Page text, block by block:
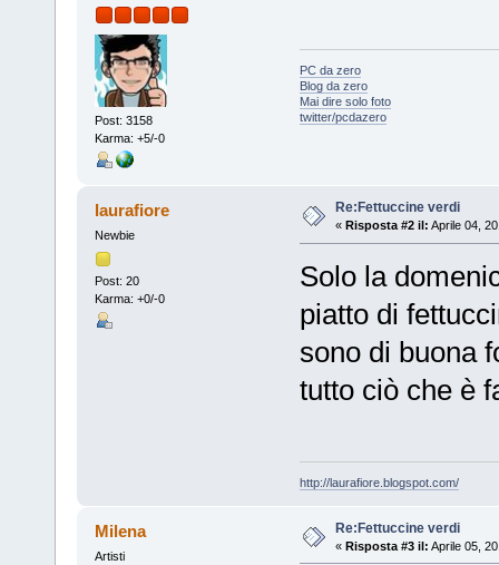
Post: 3158
Karma: +5/-0
PC da zero
Blog da zero
Mai dire solo foto
twitter/pcdazero
laurafiore
Newbie
Post: 20
Karma: +0/-0
Re:Fettuccine verdi
« Risposta #2 il: Aprile 04,
Solo la
piatto di
sono di buona
tutto ciò che è
http://laurafiore.blogspot.com/
Milena
Artisti
Re:Fettuccine verdi
« Risposta #3 il: Aprile 05,